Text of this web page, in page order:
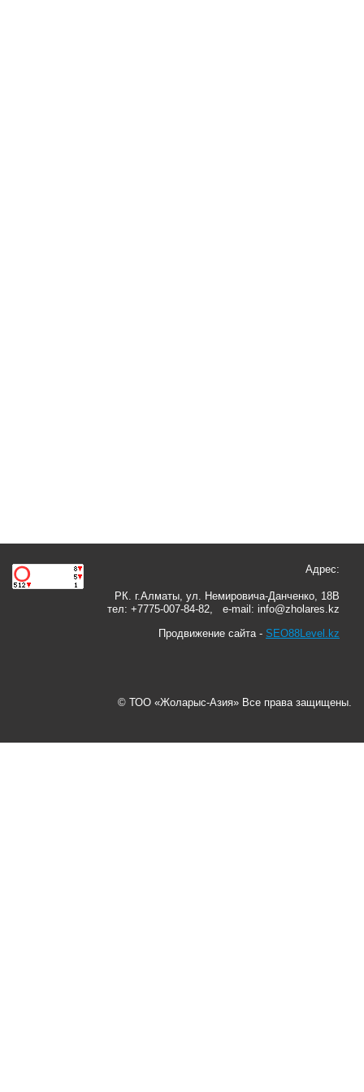
Адрес:
РК. г.Алматы, ул. Немировича-Данченко, 18В
тел: +7775-007-84-82, e-mail: info@zholares.kz
Продвижение сайта - SEO88Level.kz
© ТОО «Жоларыс-Азия» Все права защищены.